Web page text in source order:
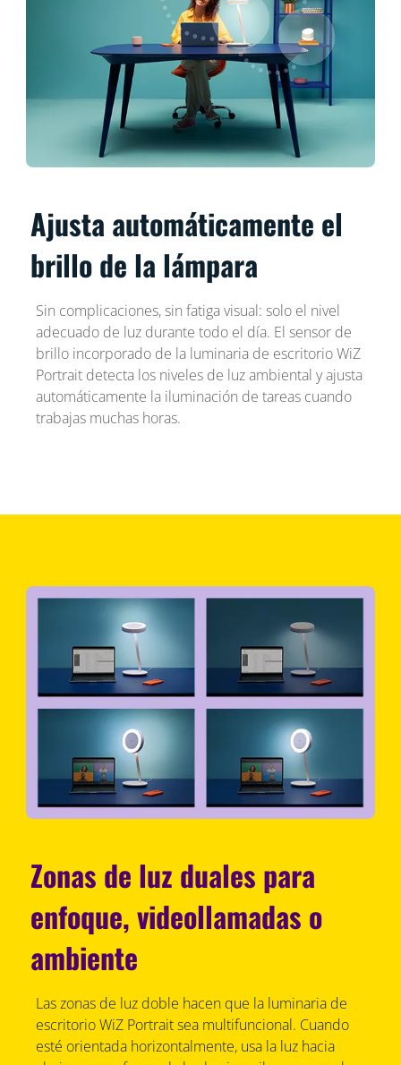
Ajusta automáticamente el
brillo de la lámpara
Sin complicaciones, sin fatiga visual: solo el nivel
adecuado de luz durante todo el día. El sensor de
brillo incorporado de la luminaria de escritorio WiZ
Portrait detecta los niveles de luz ambiental y ajusta
automáticamente la iluminación de tareas cuando
trabajas muchas horas.
Zonas de luz duales para
enfoque, videollamadas o
ambiente
Las zonas de luz doble hacen que la luminaria de
escritorio WiZ Portrait sea multifuncional. Cuando
esté orientada horizontalmente, usa la luz hacia